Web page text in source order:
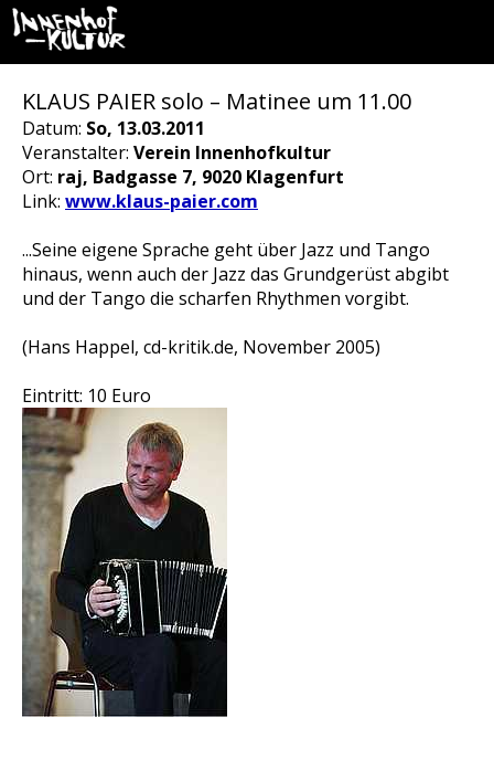
KLAUS PAIER solo – Matinee um 11.00
Datum: So, 13.03.2011
Veranstalter: Verein Innenhofkultur
Ort: raj, Badgasse 7, 9020 Klagenfurt
Link: www.klaus-paier.com
...Seine eigene Sprache geht über Jazz und Tango
hinaus, wenn auch der Jazz das Grundgerüst abgibt
und der Tango die scharfen Rhythmen vorgibt.
(Hans Happel, cd-kritik.de, November 2005)
Eintritt: 10 Euro